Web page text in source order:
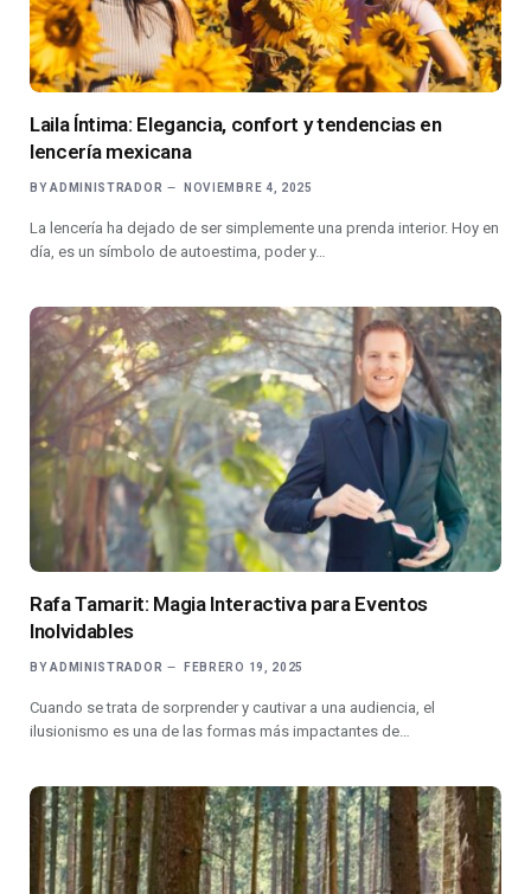
Laila Íntima: Elegancia, confort y tendencias en
lencería mexicana
BY ADMINISTRADOR NOVIEMBRE 4, 2025
La lencería ha dejado de ser simplemente una prenda interior. Hoy en
día, es un símbolo de autoestima, poder y…
Rafa Tamarit: Magia Interactiva para Eventos
Inolvidables
BY ADMINISTRADOR FEBRERO 19, 2025
Cuando se trata de sorprender y cautivar a una audiencia, el
ilusionismo es una de las formas más impactantes de…